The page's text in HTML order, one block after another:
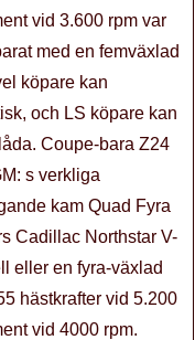
vid 3.600 rpm var
med en femväxlad
köpare kan
och LS köpare kan
Coupe-bara Z24
s verkliga
kam Quad Fyra
Cadillac Northstar V-
eller en fyra-växlad
hästkrafter vid 5.200
vid 4000 rpm.